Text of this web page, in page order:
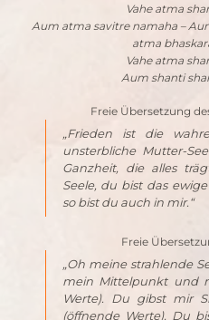
Vahe atma
Aum atma savitre namaha –
atma
Vahe atma
Aum shanti
Freie Übersetzung
„Frieden ist die
unsterbliche Mutter-
Ganzheit, die alles
Seele, du bist das
so bist du auch in mir.“
Freie
„Oh meine strahlende
mein Mittelpunkt und
Werte). Du gibst mir
(öffnende Werte). Du